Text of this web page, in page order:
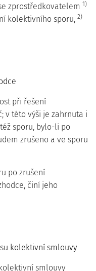
zprostředkovatelem 1)
kolektivního sporu, 2)
při řešení
v této výši je zahrnuta i
sporu, bylo-li po
zrušeno a ve sporu
po zrušení
činí jeho
kolektivní smlouvy
smlouvy